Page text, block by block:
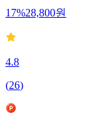
17%28,800원
4.8
(26)